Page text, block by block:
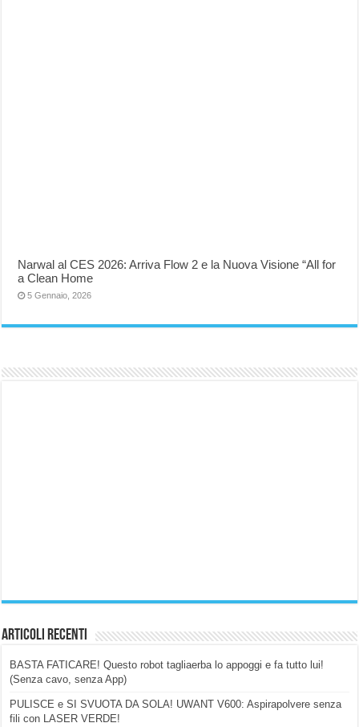
Narwal al CES 2026: Arriva Flow 2 e la Nuova Visione “All for
a Clean Home
5 Gennaio, 2026
Articoli Recenti
BASTA FATICARE! Questo robot tagliaerba lo appoggi e fa tutto lui!
(Senza cavo, senza App)
PULISCE e SI SVUOTA DA SOLA! UWANT V600: Aspirapolvere senza
fili con LASER VERDE!